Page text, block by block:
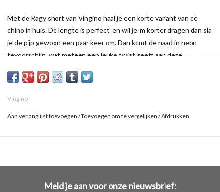
Met de Ragy short van Vingino haal je een korte variant van de
chino in huis. De lengte is perfect, en wil je ’m korter dragen dan sla
je de pijp gewoon een paar keer om. Dan komt de naad in neon
tevoorschijn, wat meteen een leuke twist geeft aan deze
Vingino
Aan verlanglijst toevoegen /Toevoegen om te vergelijken /Afdrukken
Meld je aan voor onze nieuwsbrief: